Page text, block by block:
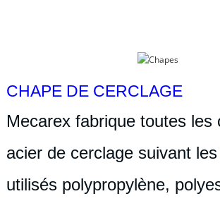
CHAPE DE CERCLAGE
Mecarex fabrique toutes les
acier de cerclage suivant
utilisés polypropylène,